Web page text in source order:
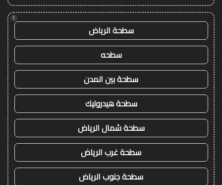
!
سطحة الرياض
سطحه
سطحة بين المدن
سطحة هيدروليك
سطحة شمال الرياض
سطحة غرب الرياض
سطحة جنوب الرياض